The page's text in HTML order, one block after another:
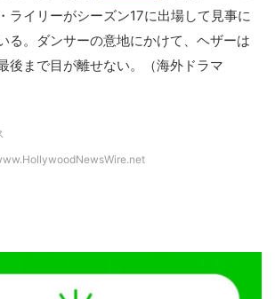
ライリーがシーズン17に出場して見事に
る。ダンサーの意地にかけて、ヘザーは
後まで目が離せない。（海外ドラマ